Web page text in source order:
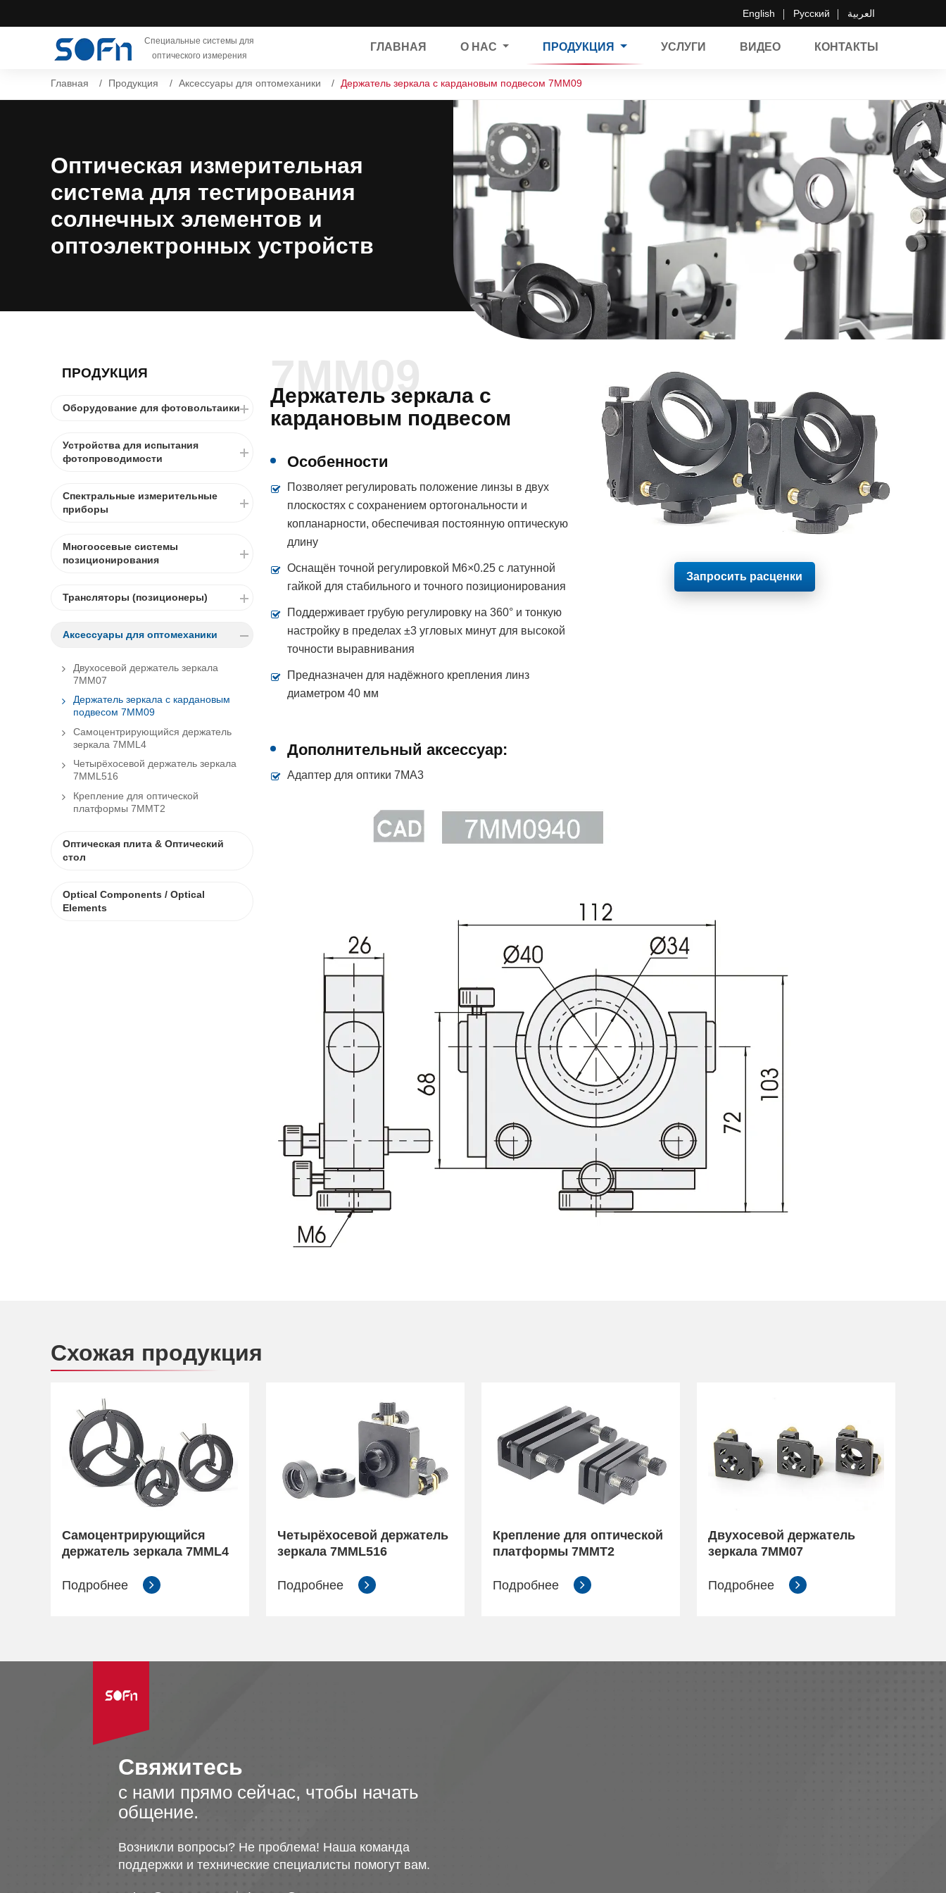
Специальные системы для
оптического измерения
English Русский العربية
ГЛАВНАЯ О НАС ПРОДУКЦИЯ УСЛУГИ ВИДЕО КОНТАКТЫ
Главная Продукция Аксессуары для оптомеханики Держатель зеркала с кардановым подвесом 7MM09
Оптическая измерительная
система для тестирования
солнечных элементов и
оптоэлектронных устройств
Запросить расценки
7MM09
Держатель зеркала с
кардановым подвесом
Особенности
Позволяет регулировать положение линзы в двух
плоскостях с сохранением ортогональности и
копланарности, обеспечивая постоянную оптическую
длину
Оснащён точной регулировкой M6×0.25 с латунной
гайкой для стабильного и точного позиционирования
Поддерживает грубую регулировку на 360° и тонкую
настройку в пределах ±3 угловых минут для высокой
точности выравнивания
Предназначен для надёжного крепления линз
диаметром 40 мм
Дополнительный аксессуар:
Адаптер для оптики 7MA3
ПРОДУКЦИЯ
Оборудование для фотовольтаики
Устройства для испытания
фотопроводимости
Спектральные измерительные
приборы
Многоосевые системы
позиционирования
Трансляторы (позиционеры)
Аксессуары для оптомеханики
Двухосевой держатель зеркала
7MM07
Держатель зеркала с кардановым
подвесом 7MM09
Самоцентрирующийся держатель
зеркала 7MML4
Четырёхосевой держатель зеркала
7MML516
Крепление для оптической
платформы 7MMT2
Оптическая плита & Оптический
стол
Optical Components / Optical
Elements
Схожая продукция
Самоцентрирующийся
держатель зеркала 7MML4
Подробнее
Четырёхосевой держатель
зеркала 7MML516
Подробнее
Крепление для оптической
платформы 7MMT2
Подробнее
Двухосевой держатель
зеркала 7MM07
Подробнее
Свяжитесь
с нами прямо сейчас, чтобы начать
общение.
Возникли вопросы? Не проблема! Наша команда
поддержки и технические специалисты помогут вам.